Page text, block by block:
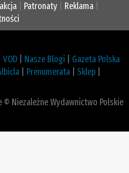
Patronaty Reklama
VOD Nasze Blogi
Gazeta Polska
Prenumerata Sklep
Niezależne Wydawnictwo Polskie